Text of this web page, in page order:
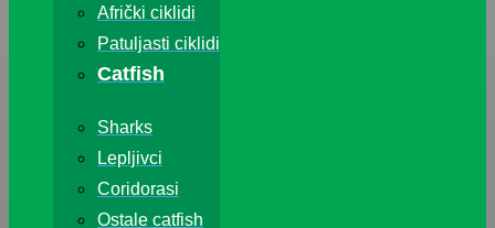
Afrički ciklidi
Patuljasti ciklidi
Catfish
Sharks
Lepljivci
Coridorasi
Ostale catfish